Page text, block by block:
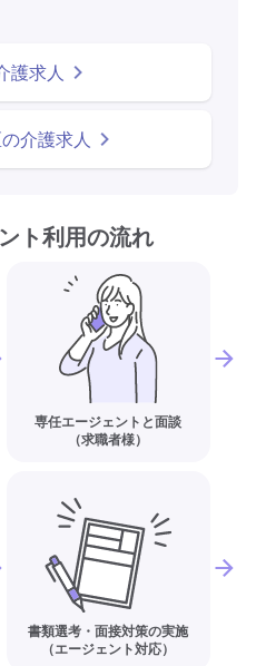
護求人
介護求人
ト利用の流れ
専任エージェントと面談
（求職者様）
書類選考・面接対策の実施
（エージェント対応）